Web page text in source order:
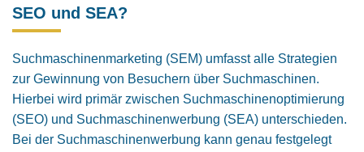
SEO und SEA?
Suchmaschinenmarketing (SEM) umfasst alle Strategien
zur Gewinnung von Besuchern über Suchmaschinen.
Hierbei wird primär zwischen Suchmaschinenoptimierung
(SEO) und Suchmaschinenwerbung (SEA) unterschieden.
Bei der Suchmaschinenwerbung kann genau festgelegt